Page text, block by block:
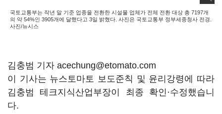
국토교통부는 작년 말 기준 업종을 전환한 시설물 업체가 전체 전환 대상 총 7197개
의 약 54%인 3905개에 달했다고 3일 밝혔다. 사진은 국토교통부 정부세종청사 전경.
사진/뉴시스
김충범 기자 acechung@etomato.com
이 기사는 뉴스토마토 보도준칙 및 윤리강령에 따라
김충범 테크지식산업부장이 최종 확인·수정했습니
다.